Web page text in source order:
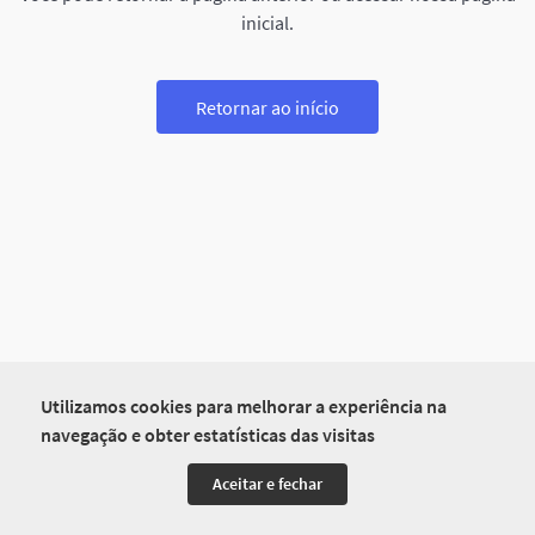
Utilizamos cookies para melhorar a experiência na
navegação e obter estatísticas das visitas
Aceitar e fechar
inicial.
Retornar ao início